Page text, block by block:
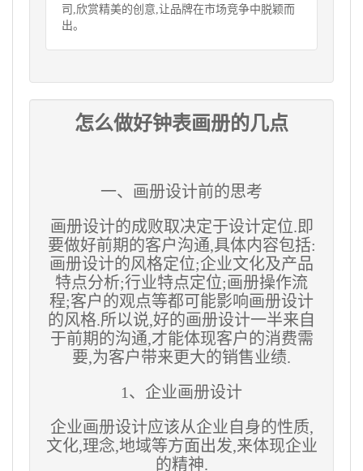
司,欣赏精美的创意,让品牌在市场竞争中脱颖而
出。
怎么做好钟表画册的几点
一、 画册设计前的思考
画册设计的成败取决定于设计定位.即
要做好前期的客户沟通,具体内容包括:
画册设计的风格定位;企业文化及产品
特点分析;行业特点定位;画册操作流
程;客户的观点等都可能影响画册设计
的风格.所以说,好的画册设计一半来自
于前期的沟通,才能体现客户的消费需
要,为客户带来更大的销售业绩.
1、企业画册设计
企业画册设计应该从企业自身的性质,
文化,理念,地域等方面出发,来体现企业
的精神.